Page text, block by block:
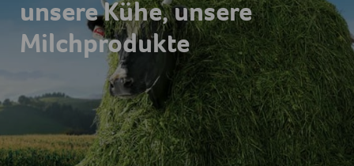
unsere Kühe, unsere
Milchprodukte